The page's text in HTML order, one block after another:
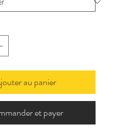
au panier
et payer